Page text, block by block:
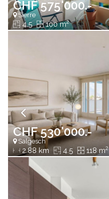
CHF 575'000.-
Sierre
4.5 100 m2
CHF 530'000.-
Salgesch
2.88 km 4.5 118 m2